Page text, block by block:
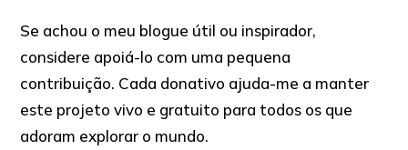
Se achou o meu blogue útil ou inspirador,
considere apoiá-lo com uma pequena
contribuição. Cada donativo ajuda-me a manter
este projeto vivo e gratuito para todos os que
adoram explorar o mundo.